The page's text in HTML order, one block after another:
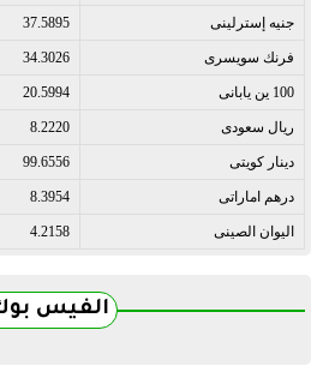
جنيه إسترلينى 37.5895
فرنك سويسرى 34.3026
100 ين يابانى 20.5994
ريال سعودى 8.2220
دينار كويتى 99.6556
درهم اماراتى 8.3954
اليوان الصينى 4.2158
الفيس